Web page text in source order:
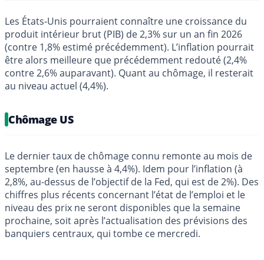
Les États-Unis pourraient connaître une croissance du
produit intérieur brut (PIB) de 2,3% sur un an fin 2026
(contre 1,8% estimé précédemment). L’inflation pourrait
être alors meilleure que précédemment redouté (2,4%
contre 2,6% auparavant). Quant au chômage, il resterait
au niveau actuel (4,4%).
Chômage US
Le dernier taux de chômage connu remonte au mois de
septembre (en hausse à 4,4%). Idem pour l’inflation (à
2,8%, au-dessus de l’objectif de la Fed, qui est de 2%). Des
chiffres plus récents concernant l’état de l’emploi et le
niveau des prix ne seront disponibles que la semaine
prochaine, soit après l’actualisation des prévisions des
banquiers centraux, qui tombe ce mercredi.